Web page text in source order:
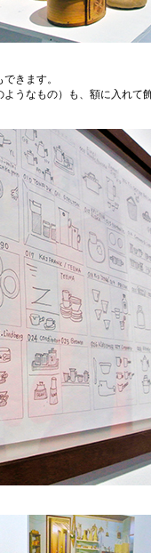
きます。
うなもの）も、額に入れて